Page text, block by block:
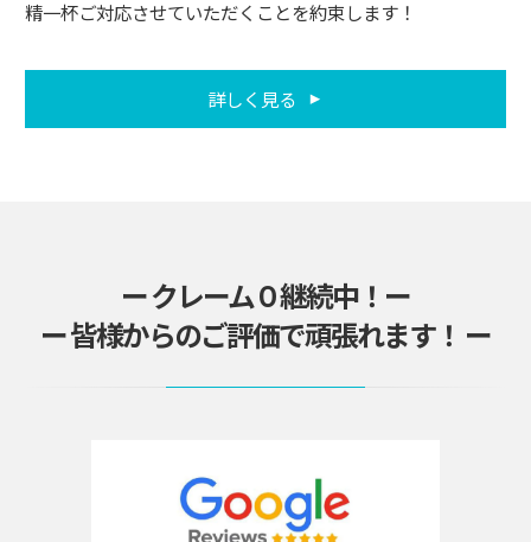
精一杯ご対応させていただくことを約束します！
詳しく見る
ー クレーム０継続中！ー
ー 皆様からのご評価で頑張れます！ ー